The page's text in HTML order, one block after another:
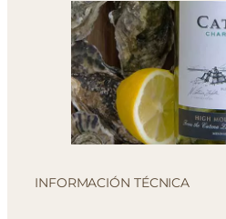
INFORMACIÓN TÉCNICA